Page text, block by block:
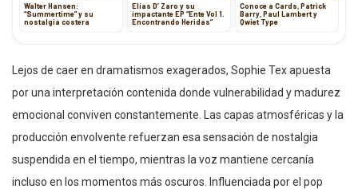
Walter Hansen:
“Summertime” y su
nostalgia costera
Elías D’ Zaro y su
impactante EP “Ente Vol 1.
Encontrando Heridas”
Conoce a Cards, Patrick
Barry, Paul Lambert y
Qwiet Type
Lejos de caer en dramatismos exagerados, Sophie Tex apuesta
por una interpretación contenida donde vulnerabilidad y madurez
emocional conviven constantemente. Las capas atmosféricas y la
producción envolvente refuerzan esa sensación de nostalgia
suspendida en el tiempo, mientras la voz mantiene cercanía
incluso en los momentos más oscuros. Influenciada por el pop